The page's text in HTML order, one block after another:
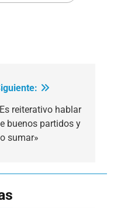
reiterativo hablar
buenos partidos y
sumar»